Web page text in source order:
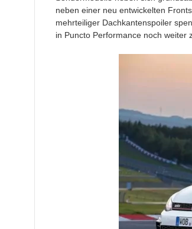
neben einer neu entwickelten
mehrteiliger Dachkantenspoiler
in Puncto Performance noch weiter